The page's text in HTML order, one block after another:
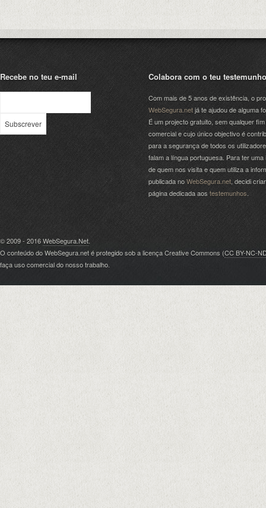
Recebe no teu e-mail Colabora com o teu testemunho
Com mais de 5 anos de existência, o
WebSegura.netjá te ajudou de alguma
É um projecto gratuito, sem qualquer fim
comercial e cujo único objectivo é
para a segurança de todos os
falam a língua portuguesa. Para ter uma
de quem nos visita e quem utiliza a
publicada noWebSegura.net , decidi
página dedicada aos testemunhos
© 2009 - 2016WebSegura.Net.
O conteúdo do WebSegura.net é protegido sob a licença Creative Commons (CC BY-NC-
faça uso comercial do nosso trabalho.